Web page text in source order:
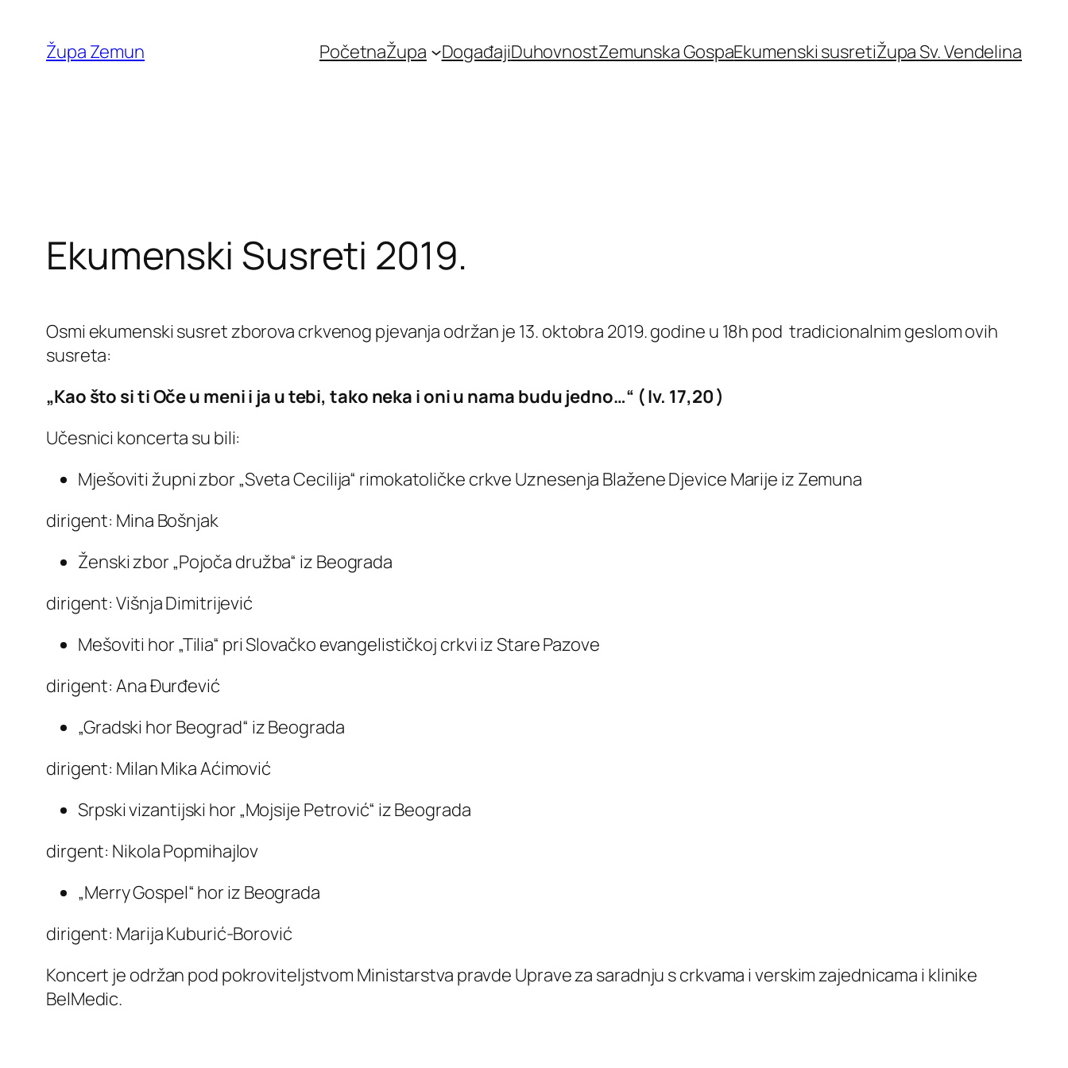
content
Župa Zemun PočetnaŽupa DogađajiDuhovnostZemunska GospaEkumenski susretiŽupa Sv. Vendelina
Ekumenski Susreti 2019.
Osmi ekumenski susret zborova crkvenog pjevanja održan je 13. oktobra 2019. godine u 18h pod tradicionalnim geslom ovih
susreta:
„Kao što si ti Oče u meni i ja u tebi, tako neka i oni u nama budu jedno…“ ( Iv. 17,20 )
Učesnici koncerta su bili:
Mješoviti župni zbor „Sveta Cecilija“ rimokatoličke crkve Uznesenja Blažene Djevice Marije iz Zemuna
dirigent: Mina Bošnjak
Ženski zbor „Pojoča družba“ iz Beograda
dirigent: Višnja Dimitrijević
Mešoviti hor „Tilia“ pri Slovačko evangelističkoj crkvi iz Stare Pazove
dirigent: Ana Đurđević
„Gradski hor Beograd“ iz Beograda
dirigent: Milan Mika Aćimović
Srpski vizantijski hor „Mojsije Petrović“ iz Beograda
dirgent: Nikola Popmihajlov
„Merry Gospel“ hor iz Beograda
dirigent: Marija Kuburić-Borović
Koncert je održan pod pokroviteljstvom Ministarstva pravde Uprave za saradnju s crkvama i verskim zajednicama i klinike
BelMedic.